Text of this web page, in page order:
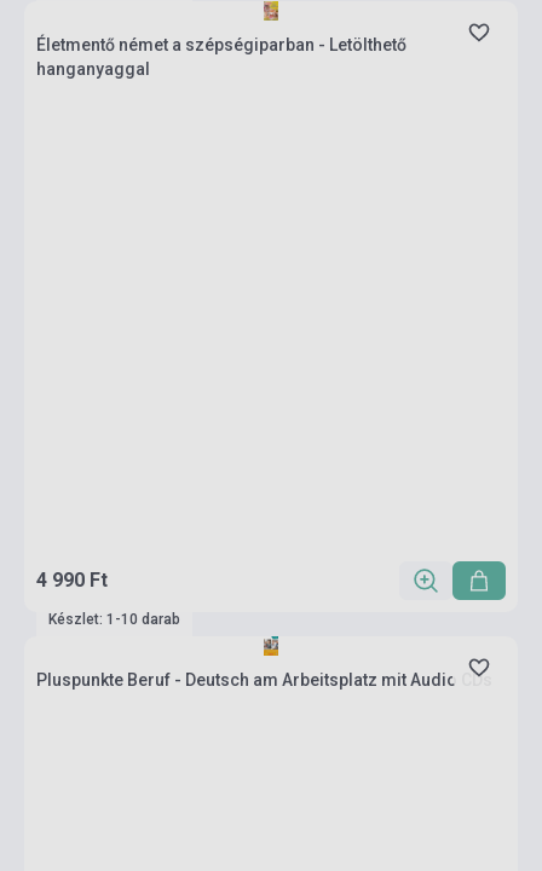
Életmentő német a szépségiparban - Letölthető
hanganyaggal
4 990 Ft
Készlet: 1-10 darab
Pluspunkte Beruf - Deutsch am Arbeitsplatz mit Audio CDs